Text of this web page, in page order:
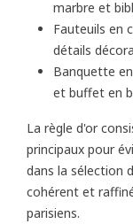
marbre et
Fauteuils en
détails
Banquette
et buffet en
La règle d'or
principaux pour
dans la sélection
cohérent et
parisiens.